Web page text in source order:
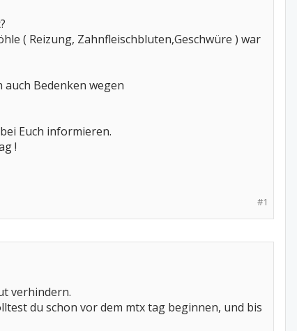
( Reizung, Zahnfleischbluten,Geschwüre ) war
Bedenken wegen
Euch informieren.
!
#1
verhindern.
du schon vor dem mtx tag beginnen, und bis